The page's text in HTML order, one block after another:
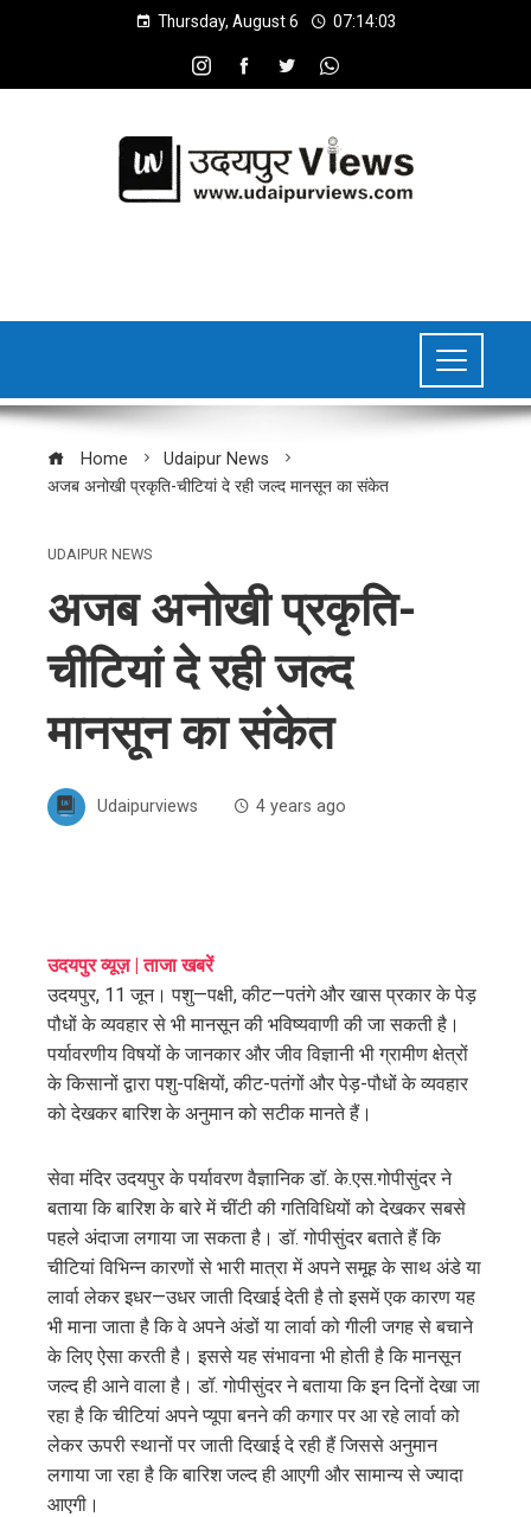
Thursday, August 6 07:14:04
Home
Udaipur News
अजब अनोखी प्रकृति-चीटियां दे रही जल्द मानसून का संकेत
UDAIPUR NEWS
अजब अनोखी प्रकृति-
चीटियां दे रही जल्द
मानसून का संकेत
Udaipurviews 4 years ago
उदयपुर व्यूज़ | ताजा खबरें
उदयपुर, 11 जून। पशु—पक्षी, कीट—पतंगे और खास प्रकार के पेड़
पौधों के व्यवहार से भी मानसून की भविष्यवाणी की जा सकती है।
पर्यावरणीय विषयों के जानकार और जीव विज्ञानी भी ग्रामीण क्षेत्रों
के किसानों द्वारा पशु-पक्षियों, कीट-पतंगों और पेड़-पौधों के व्यवहार
को देखकर बारिश के अनुमान को सटीक मानते हैं।
सेवा मंदिर उदयपुर के पर्यावरण वैज्ञानिक डॉ. के.एस.गोपीसुंदर ने
बताया कि बारिश के बारे में चींटी की गतिविधियों को देखकर सबसे
पहले अंदाजा लगाया जा सकता है। डॉ. गोपीसुंदर बताते हैं कि
चीटियां विभिन्न कारणों से भारी मात्रा में अपने समूह के साथ अंडे या
लार्वा लेकर इधर—उधर जाती दिखाई देती है तो इसमें एक कारण यह
भी माना जाता है कि वे अपने अंडों या लार्वा को गीली जगह से बचाने
के लिए ऐसा करती है। इससे यह संभावना भी होती है कि मानसून
जल्द ही आने वाला है। डॉ. गोपीसुंदर ने बताया कि इन दिनों देखा जा
रहा है कि चीटियां अपने प्यूपा बनने की कगार पर आ रहे लार्वा को
लेकर ऊपरी स्थानों पर जाती दिखाई दे रही हैं जिससे अनुमान
लगाया जा रहा है कि बारिश जल्द ही आएगी और सामान्य से ज्यादा
आएगी।